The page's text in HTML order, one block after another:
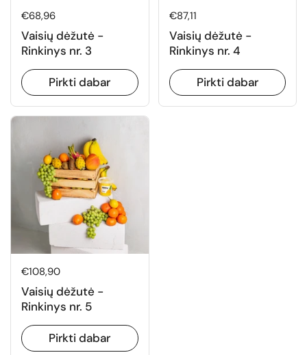
Normali kaina
€68,96
Vaisių dėžutė -
Rinkinys nr. 3
Pirkti dabar
Normali kaina
€87,11
Vaisių dėžutė -
Rinkinys nr. 4
Pirkti dabar
Normali kaina
€108,90
Vaisių dėžutė -
Rinkinys nr. 5
Pirkti dabar